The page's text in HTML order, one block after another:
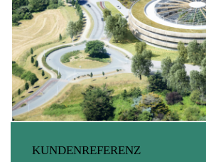
KUNDENREFERENZ
KUNDENFALL
KUNDENFALL